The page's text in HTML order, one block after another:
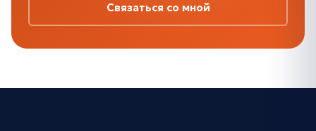
Связаться со мной